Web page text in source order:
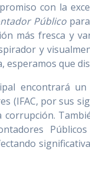
con la
Público
más fresca y
y
esperamos que
encontrará
(IFAC, por sus